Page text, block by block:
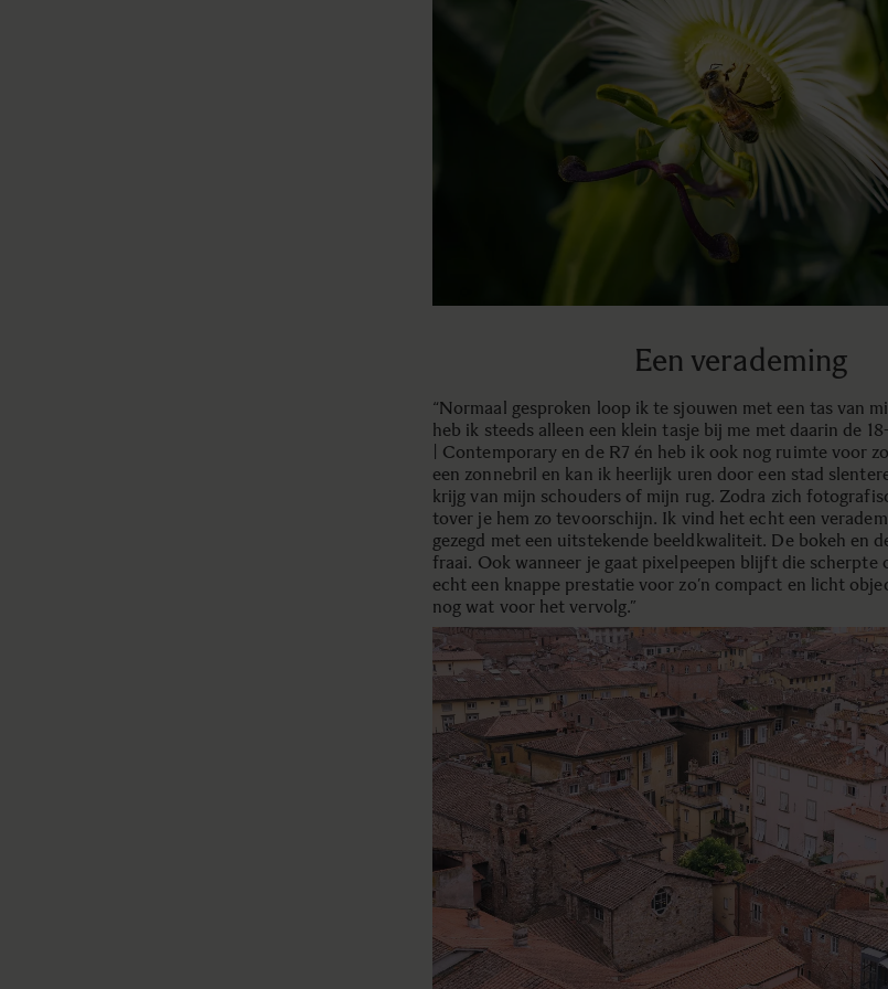
Een verademing
“Normaal gesproken loop ik te sjouwen met een tas van
heb ik steeds alleen een klein tasje bij me met daarin de
| Contemporary en de R7 én heb ik ook nog ruimte voor
een zonnebril en kan ik heerlijk uren door een stad
krijg van mijn schouders of mijn rug. Zodra zich
tover je hem zo tevoorschijn. Ik vind het echt een
gezegd met een uitstekende beeldkwaliteit. De bokeh en
fraai. Ook wanneer je gaat pixelpeepen blijft die scherpte
echt een knappe prestatie voor zo’n compact en licht
nog wat voor het vervolg.”